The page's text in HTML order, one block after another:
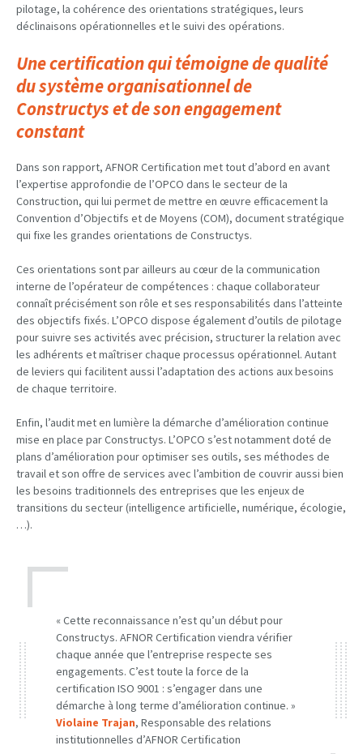
pilotage, la cohérence des orientations stratégiques, leurs
déclinaisons opérationnelles et le suivi des opérations.
Une certification qui témoigne de qualité
du système organisationnel de
Constructyset de son engagement
constant
Dans son rapport, AFNOR Certification met tout d’abord en avant
l’expertise approfondie de l’OPCO dans le secteur de la
Construction, qui lui permet de mettre en œuvre efficacement la
Convention d’Objectifs et de Moyens (COM), document stratégique
qui fixe les grandes orientations de Constructys.
Ces orientations sont par ailleurs au cœur de la communication
interne de l’opérateur de compétences : chaque collaborateur
connaît précisément son rôle et ses responsabilités dans l’atteinte
des objectifs fixés. L’OPCO dispose également d’outils de pilotage
pour suivre ses activités avec précision, structurer la relation avec
les adhérents et maîtriser chaque processus opérationnel. Autant
de leviers qui facilitent aussi l’adaptation des actions aux besoins
de chaque territoire.
Enfin, l’audit met en lumière la démarche d’amélioration continue
mise en place par Constructys. L’OPCO s’est notamment doté de
plans d’amélioration pour optimiser ses outils, ses méthodes de
travail et son offre de services avec l’ambition de couvrir aussi bien
les besoins traditionnels des entreprises que les enjeux de
transitions du secteur (intelligence artificielle, numérique, écologie,
…).
« Cette reconnaissance n’est qu’un début pour
Constructys. AFNOR Certification viendra vérifier
chaque année que l’entreprise respecte ses
engagements. C’est toute la force de la
certification ISO 9001 : s’engager dans une
démarche à long terme d’amélioration continue. »
Violaine Trajan, Responsable des relations
institutionnelles d’AFNOR Certification